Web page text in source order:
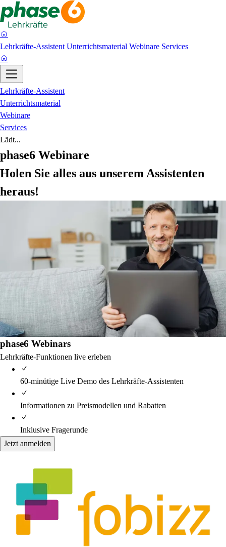
Lehrkräfte-Assistent Unterrichtsmaterial Webinare Services
Lehrkräfte-Assistent
Unterrichtsmaterial
Webinare
Services
Lädt...
phase6 Webinare
Holen Sie alles aus unserem Assistenten
heraus!
phase6 Webinars
Lehrkräfte-Funktionen live erleben
60-minütige Live Demo des Lehrkräfte-Assistenten
Informationen zu Preismodellen und Rabatten
Inklusive Fragerunde
Jetzt anmelden